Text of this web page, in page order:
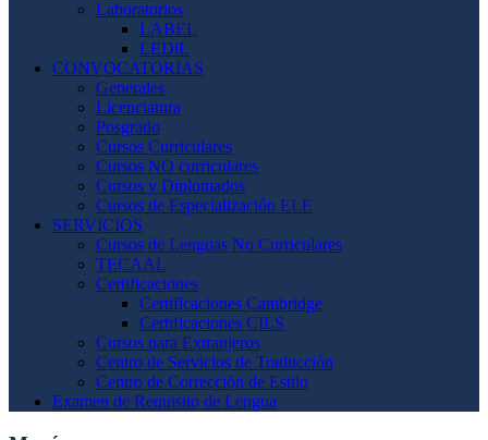
Laboratorios
LABEL
LEDiL
CONVOCATORIAS
Generales
Licenciatura
Posgrado
Cursos Curriculares
Cursos NO curriculares
Cursos y Diplomados
Cursos de Especialización ELE
SERVICIOS
Cursos de Lenguas No Curriculares
TECAAL
Certificaciones
Certificaciones Cambridge
Certificaciones CILS
Cursos para Extranjeros
Centro de Servicios de Traducción
Centro de Corrección de Estilo
Examen de Requisito de Lengua